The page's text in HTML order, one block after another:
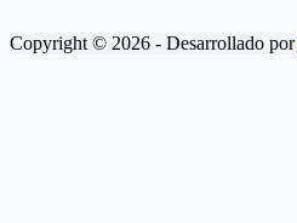
Copyright © 2026 - Desarrollado por